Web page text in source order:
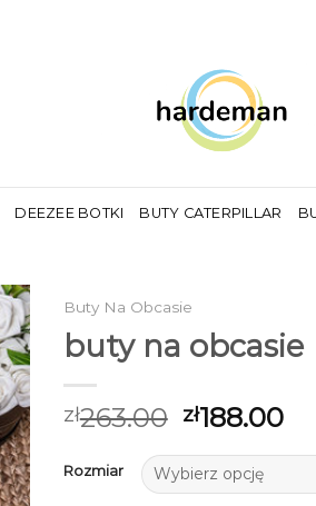
DEEZEE BOTKI BUTY CATERPILLAR
Buty Na Obcasie
buty na obcasie
zł263.00 zł188.00
Rozmiar